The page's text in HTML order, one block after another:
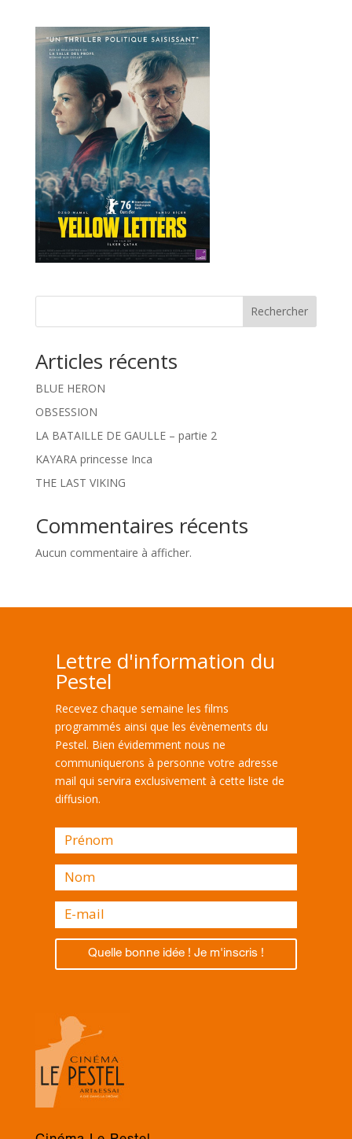
Rechercher
Articles récents
BLUE HERON
OBSESSION
LA BATAILLE DE GAULLE – partie 2
KAYARA princesse Inca
THE LAST VIKING
Commentaires récents
Aucun commentaire à afficher.
Lettre d'information du
Pestel
Recevez chaque semaine les films
programmés ainsi que les évènements du
Pestel. Bien évidemment nous ne
communiquerons à personne votre adresse
mail qui servira exclusivement à cette liste de
diffusion.
Quelle bonne idée ! Je m'inscris !